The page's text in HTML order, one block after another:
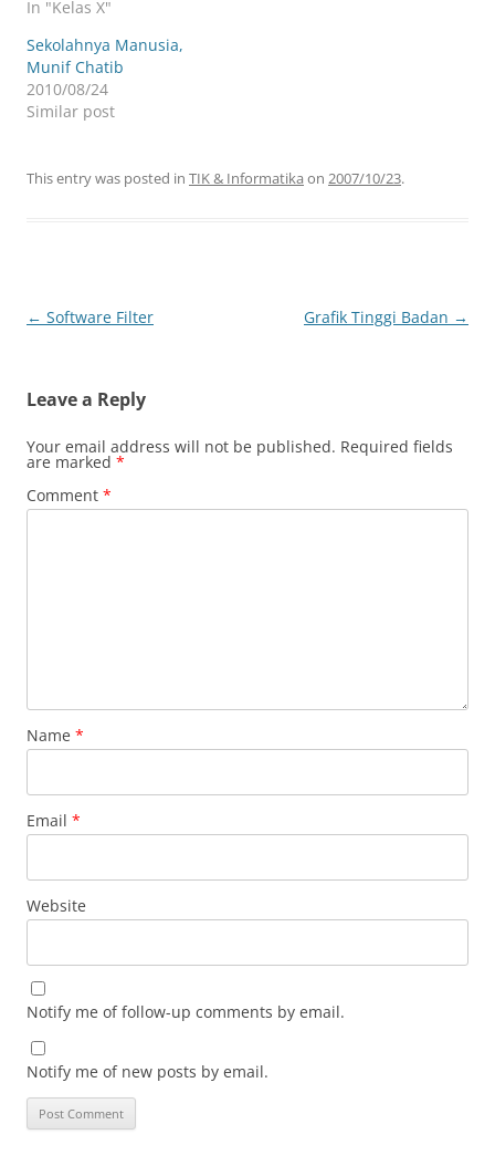
In "Kelas X"
Sekolahnya Manusia,
Munif Chatib
2010/08/24
Similar post
This entry was posted in TIK & Informatika on 2007/10/23.
Post
← Software Filter Grafik Tinggi Badan →
Leave a Reply
Your email address will not be published. Required fields
are marked *
Comment *
Name *
Email *
Website
Notify me of follow-up comments by email.
Notify me of new posts by email.